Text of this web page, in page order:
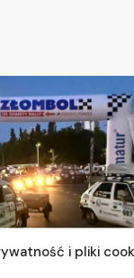
i pliki